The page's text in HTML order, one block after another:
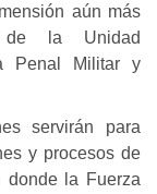
aún más
de la Unidad
Penal Militar y
servirán para
y procesos de
donde la Fuerza